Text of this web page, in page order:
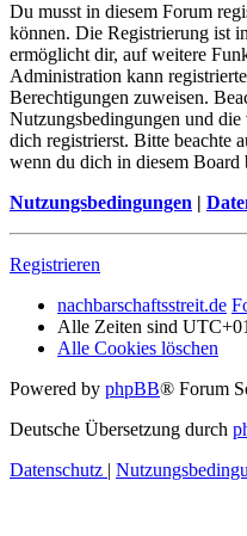
Du musst in diesem Forum
können. Die Registrierung ist
ermöglicht dir, auf weitere
Administration kann
Berechtigungen zuweisen.
Nutzungsbedingungen und
dich registrierst. Bitte beachte
wenn du dich in diesem Board
Nutzungsbedingungen |
Registrieren
nachbarschaftsstreit.de
Alle Zeiten sind
Alle Cookies löschen
Powered by phpBB® Forum
Deutsche Übersetzung durch
Datenschutz |